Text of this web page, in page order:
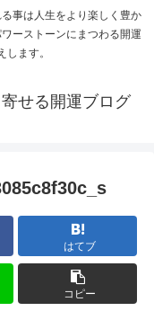
事は人生をより楽しく豊か
ーストーンにまつわる開運
ます。
せる開運ブログ
はてブ
コピー